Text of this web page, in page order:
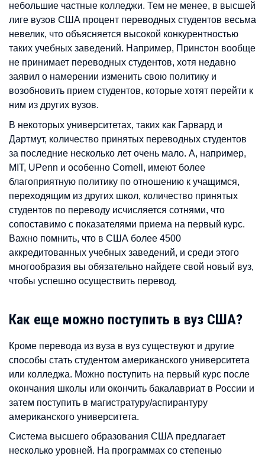
небольшие частные колледжи. Тем не менее, в высшей
лиге вузов США процент переводных студентов весьма
невелик, что объясняется высокой конкурентностью
таких учебных заведений. Например, Принстон вообще
не принимает переводных студентов, хотя недавно
заявил о намерении изменить свою политику и
возобновить прием студентов, которые хотят перейти к
ним из других вузов.
В некоторых университетах, таких как Гарвард и
Дартмут, количество принятых переводных студентов
за последние несколько лет очень мало. А, например,
MIT, UPenn и особенно Cornell, имеют более
благоприятную политику по отношению к учащимся,
переходящим из других школ, количество принятых
студентов по переводу исчисляется сотнями, что
сопоставимо с показателями приема на первый курс.
Важно помнить, что в США более 4500
аккредитованных учебных заведений, и среди этого
многообразия вы обязательно найдете свой новый вуз,
чтобы успешно осуществить перевод.
Как еще можно поступить в вуз США?
Кроме перевода из вуза в вуз существуют и другие
способы стать студентом американского университета
или колледжа. Можно поступить на первый курс после
окончания школы или окончить бакалавриат в России и
затем поступить в магистратуру/аспирантуру
американского университета.
Система высшего образования США предлагает
несколько уровней. На программах со степенью